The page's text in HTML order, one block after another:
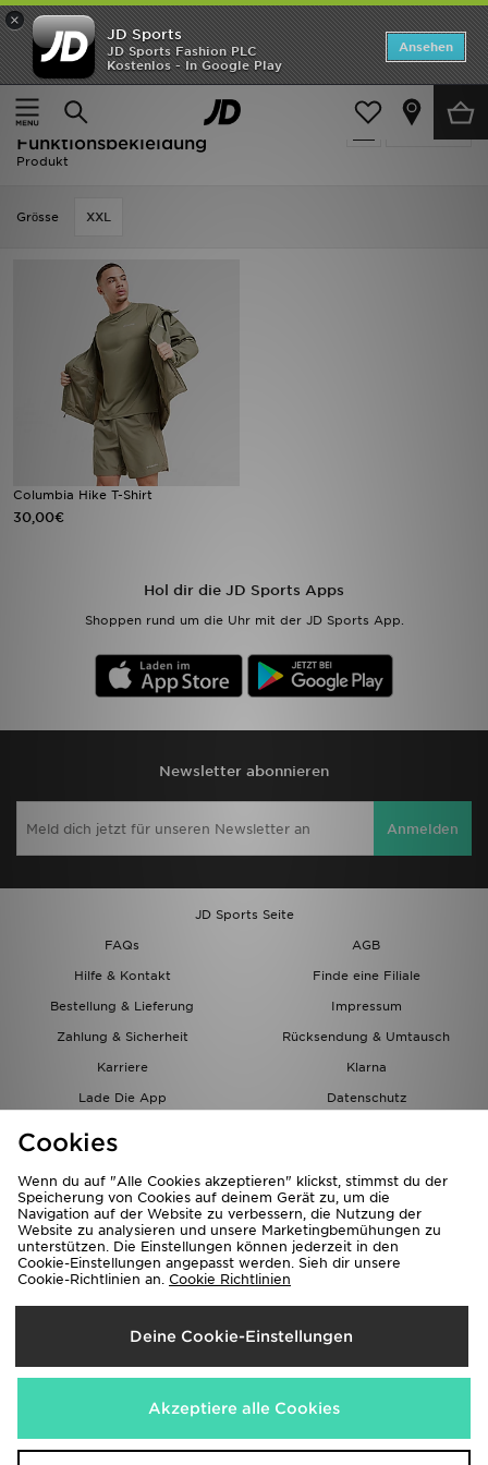
×
JD Sports
JD Sports Fashion PLC
Kostenlos - In Google Play
Ansehen
Startseite
Herren Herrenbekleidung Funktionsbekleidung
verfeinern
Herren - Columbia
Funktionsbekleidung
Produkt
Grӧsse XXL
Columbia Hike T-Shirt
30,00€
Hol dir die JD Sports Apps
Shoppen rund um die Uhr mit der JD Sports App.
Newsletter abonnieren
Anmelden
JD Sports Seite
FAQs
AGB
Hilfe & Kontakt
Finde eine Filiale
Bestellung & Lieferung
Impressum
Zahlung & Sicherheit
Rücksendung & Umtausch
Karriere
Klarna
Lade Die App
Datenschutz
Lieferung Nach
Österreich
Wir akzeptieren folgende Zahlungsmethoden
Startseite
ANGEBOTE
Marken
Bestsellers
JD Exklusives
Fußball
Bestellverfolgung
Hilfe & Kontakt
Trending Styles
Cookies
Wenn du auf "Alle Cookies akzeptieren" klickst, stimmst du der
Speicherung von Cookies auf deinem Gerät zu, um die
Navigation auf der Website zu verbessern, die Nutzung der
Website zu analysieren und unsere Marketingbemühungen zu
unterstützen. Die Einstellungen können jederzeit in den
Cookie-Einstellungen angepasst werden. Sieh dir unsere
Cookie-Richtlinien an. Cookie Richtlinien
Deine Cookie-Einstellungen
Akzeptiere alle Cookies